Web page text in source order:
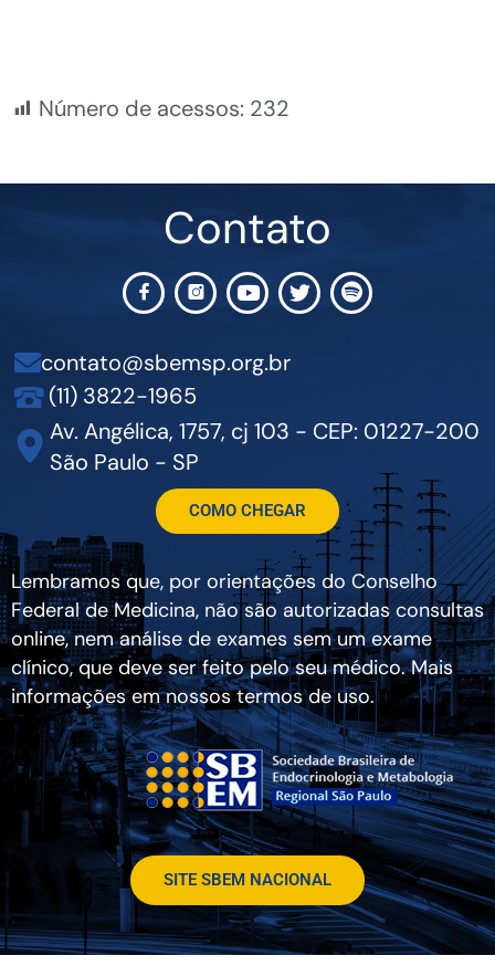
Número de acessos: 232
Contato
contato@sbemsp.org.br
(11) 3822-1965
Av. Angélica, 1757, cj 103 - CEP: 01227-200
São Paulo - SP
COMO CHEGAR
Lembramos que, por orientações do Conselho
Federal de Medicina, não são autorizadas consultas
online, nem análise de exames sem um exame
clínico, que deve ser feito pelo seu médico. Mais
informações em nossos termos de uso.
SITE SBEM NACIONAL